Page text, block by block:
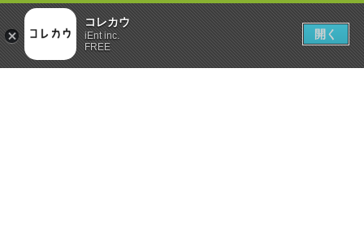
コレカウ
iEnt inc.
FREE
開く